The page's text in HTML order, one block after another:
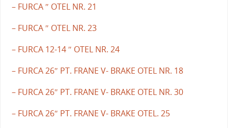
– FURCA ″ OTEL NR. 21
– FURCA ″ OTEL NR. 23
– FURCA 12-14 ″ OTEL NR. 24
– FURCA 26″ PT. FRANE V- BRAKE OTEL NR. 18
– FURCA 26″ PT. FRANE V- BRAKE OTEL NR. 30
– FURCA 26″ PT. FRANE V- BRAKE OTEL. 25